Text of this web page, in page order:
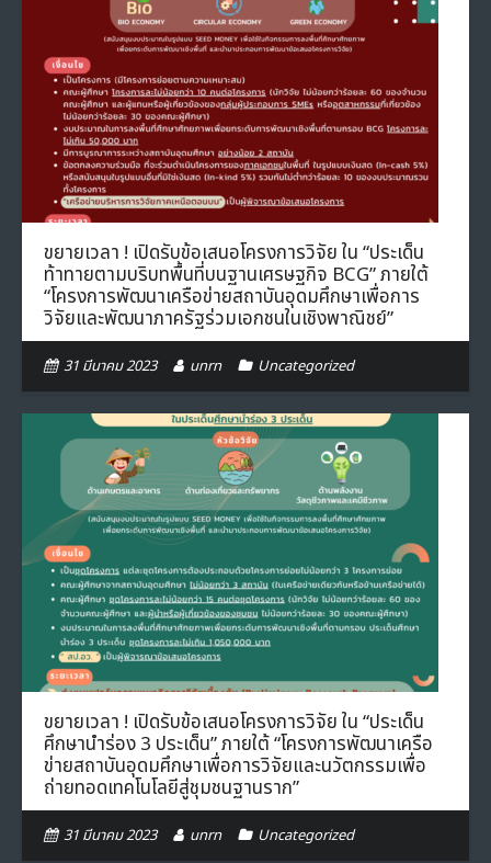
- บุคลากร
- สถาบันสมาชิก
- ภารกิจเครือข่าย
- CE
- Privacy Policy
ข้อมูลโครงการวิจัย
ติดต่อเรา
ขยายเวลา ! เปิดรับข้อเสนอโครงการวิจัย ใน “ประเด็น
ท้าทายตามบริบทพื้นที่บนฐานเศรษฐกิจ BCG” ภายใต้
“โครงการพัฒนาเครือข่ายสถาบันอุดมศึกษาเพื่อการ
วิจัยและพัฒนาภาครัฐร่วมเอกชนในเชิงพาณิชย์”
31 มีนาคม 2023 unrn Uncategorized
ขยายเวลา ! เปิดรับข้อเสนอโครงการวิจัย ใน “ประเด็น
ศึกษานำร่อง 3 ประเด็น” ภายใต้ “โครงการพัฒนาเครือ
ข่ายสถาบันอุดมศึกษาเพื่อการวิจัยและนวัตกรรมเพื่อ
ถ่ายทอดเทคโนโลยีสู่ชุมชนฐานราก”
31 มีนาคม 2023 unrn Uncategorized